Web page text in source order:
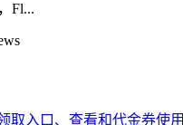
Fl...
取入口、查看和代金券使